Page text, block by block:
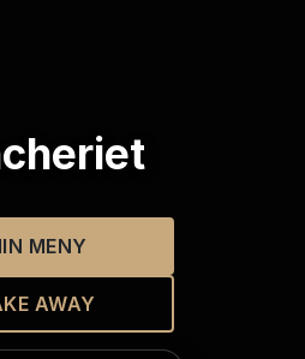
MENY
AWAY